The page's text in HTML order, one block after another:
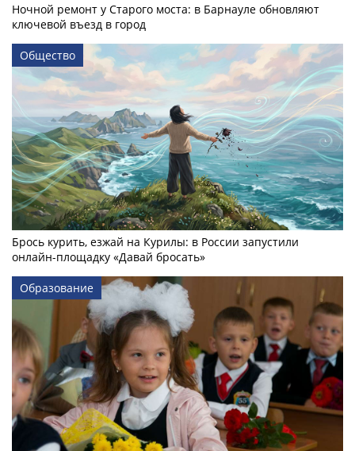
Ночной ремонт у Старого моста: в Барнауле обновляют
ключевой въезд в город
Общество
Брось курить, езжай на Курилы: в России запустили
онлайн-­площадку «Давай бросать»
Образование